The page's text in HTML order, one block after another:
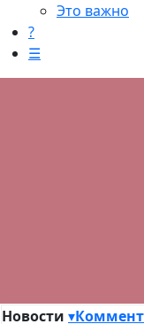
Это важно
?
☰
Новости ▾